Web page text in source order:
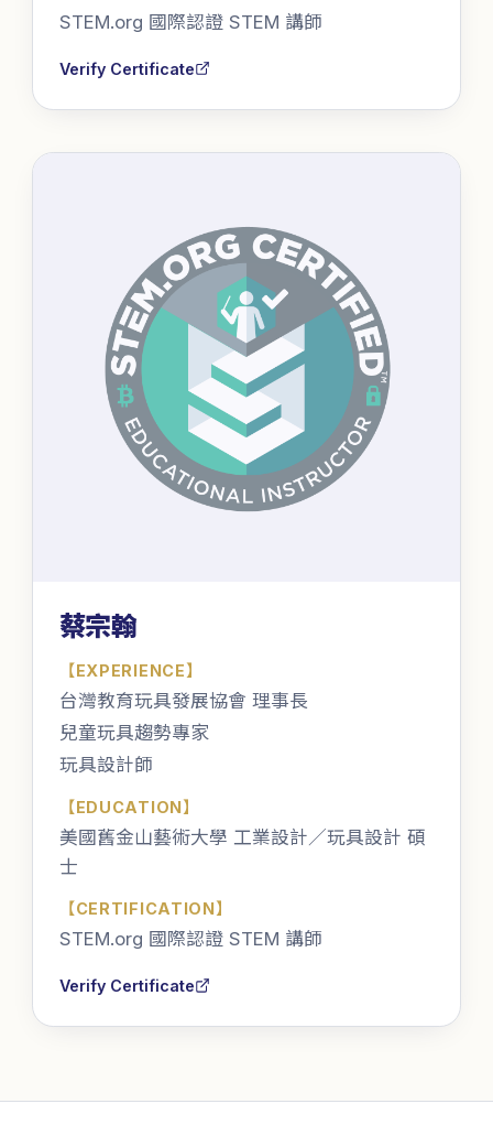
STEM.org 國際認證 STEM 講師
Verify Certificate
蔡宗翰
【EXPERIENCE】
台灣教育玩具發展協會 理事長
兒童玩具趨勢專家
玩具設計師
【EDUCATION】
美國舊金山藝術大學 工業設計／玩具設計 碩
士
【CERTIFICATION】
STEM.org 國際認證 STEM 講師
Verify Certificate